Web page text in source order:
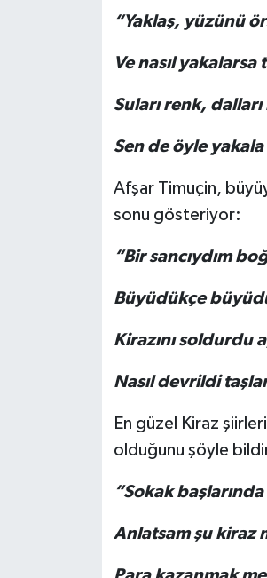
“Yaklaş, yüzünü
Ve nasıl yakalarsa
Suları renk,
Sen de öyle yakala
Afşar Timuçin,
sonu gösteriyor:
“Bir sancıydım
Büyüdükçe
Kirazını soldurdu
Nasıl devrildi
En güzel Kiraz
olduğunu şöyle
“Sokak başlarında
Anlatsam şu kiraz